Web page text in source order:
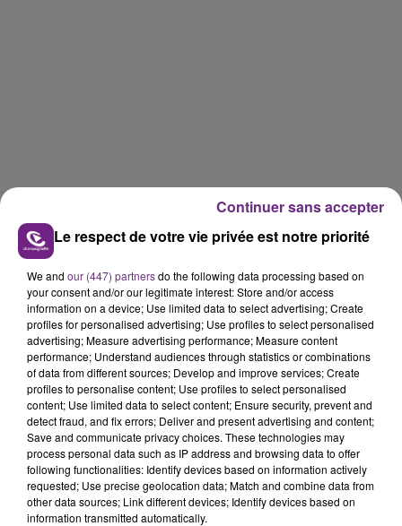
La période d'halloween concentre un quart des visites
annuelles à Nigloland.
Le parc est bien parti pour établir un nouveau record
d'affluence cette année, avec plus de 700 000
visiteurs.
Il est ouvert tous les jours jusqu’au 6 novembre de 10h
à 18h, puis le week-end du 11 au 13 novembre de 10h30
à 17h30.
Le respect de votre vie privée est notre priorité
We and our (447) partnersdo the following data processing based on
your consent and/or our legitimate interest: Store and/or access
information on a device; Use limited data to select advertising; Create
profiles for personalised advertising; Use profiles to select personalised
advertising; Measure advertising performance; Measure content
performance; Understand audiences through statistics or combinations
of data from different sources; Develop and improve services; Create
profiles to personalise content; Use profiles to select personalised
content; Use limited data to select content; Ensure security, prevent and
detect fraud, and fix errors; Deliver and present advertising and content;
Save and communicate privacy choices. These technologies may
process personal data such as IP address and browsing data to offer
following functionalities: Identify devices based on information actively
requested; Use precise geolocation data; Match and combine data from
other data sources; Link different devices; Identify devices based on
information transmitted automatically.
Continuer sans accepter